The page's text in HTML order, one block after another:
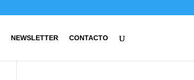
NEWSLETTER CONTACTO